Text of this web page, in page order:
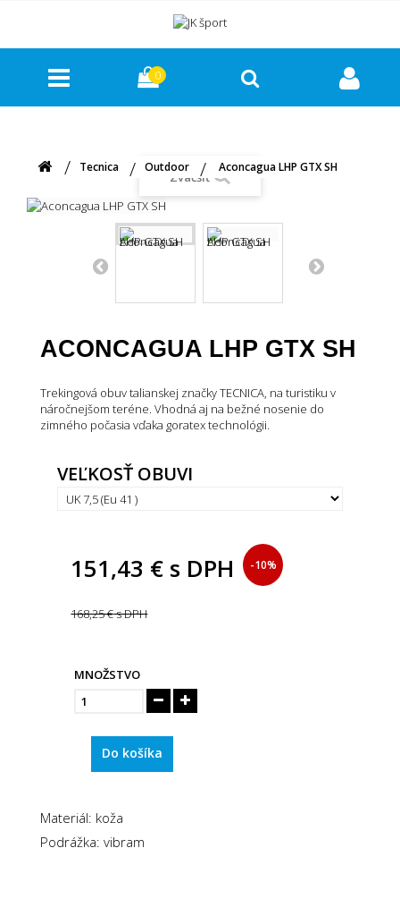
0
Tecnica Outdoor Aconcagua LHP GTX SH
Zväčšiť
ACONCAGUA LHP GTX SH
Trekingová obuv talianskej značky TECNICA, na turistiku v
náročnejšom teréne. Vhodná aj na bežné nosenie do
zimného počasia vďaka goratex technológii.
VEĽKOSŤ OBUVI
151,43 € s DPH -10%
168,25 €s DPH
MNOŽSTVO
Do košíka
Materiál: koža
Podrážka: vibram